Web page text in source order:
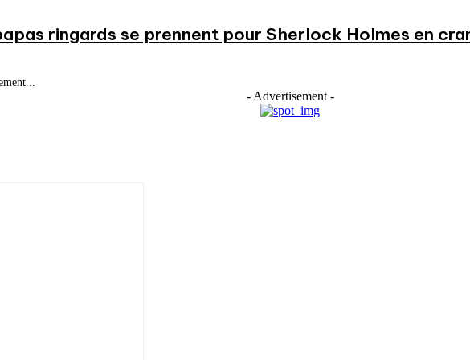
ringards se prennent pour Sherlock Holmes en
- Advertisement -